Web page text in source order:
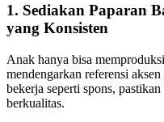
1. Sediakan Paparan
yang Konsisten
Anak hanya bisa
mendengarkan referensi
bekerja seperti spons,
berkualitas.